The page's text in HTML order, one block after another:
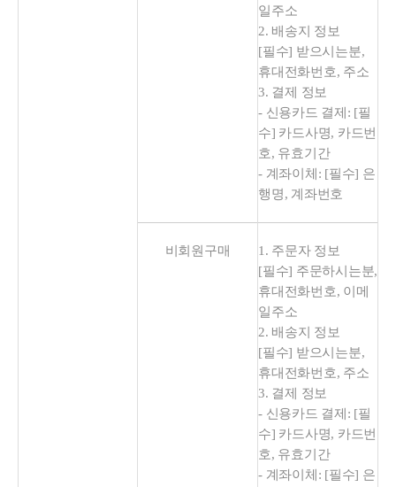
일주소
2. 배송지 정보
[필수] 받으시는분,
휴대전화번호, 주소
3. 결제 정보
- 신용카드 결제: [필
수] 카드사명, 카드번
호, 유효기간
- 계좌이체: [필수] 은
행명, 계좌번호
비회원구매
1. 주문자 정보
[필수] 주문하시는분,
휴대전화번호, 이메
일주소
2. 배송지 정보
[필수] 받으시는분,
휴대전화번호, 주소
3. 결제 정보
- 신용카드 결제: [필
수] 카드사명, 카드번
호, 유효기간
- 계좌이체: [필수] 은